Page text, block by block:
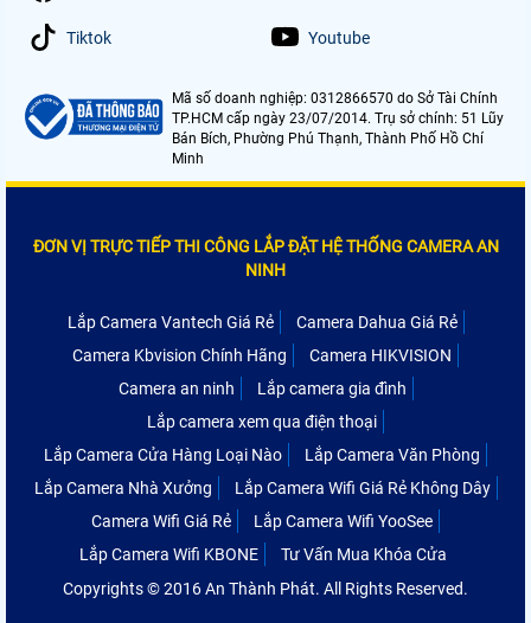
Tiktok Youtube
Mã số doanh nghiệp: 0312866570 do Sở Tài Chính
TP.HCM cấp ngày 23/07/2014. Trụ sở chính: 51 Lũy
Bán Bích, Phường Phú Thạnh, Thành Phố Hồ Chí
Minh
ĐƠN VỊ TRỰC TIẾP THI CÔNG LẮP ĐẶT HỆ THỐNG CAMERA AN
NINH
Lắp Camera Vantech Giá Rẻ
Camera Dahua Giá Rẻ
Camera Kbvision Chính Hãng
Camera HIKVISION
Camera an ninh
Lắp camera gia đình
Lắp camera xem qua điện thoại
Lắp Camera Cửa Hàng Loại Nào
Lắp Camera Văn Phòng
Lắp Camera Nhà Xưởng
Lắp Camera Wifi Giá Rẻ Không Dây
Camera Wifi Giá Rẻ
Lắp Camera Wifi YooSee
Lắp Camera Wifi KBONE
Tư Vấn Mua Khóa Cửa
Copyrights © 2016 An Thành Phát. All Rights Reserved.